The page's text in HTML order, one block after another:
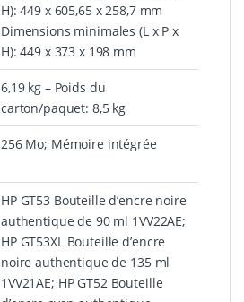
H): 449 x 605,65 x 258,7 mm
Dimensions minimales (L x P x
H): 449 x 373 x 198 mm
6,19 kg – Poids du
carton/paquet: 8,5 kg
256 Mo; Mémoire intégrée
HP GT53 Bouteille d’encre noire
authentique de 90 ml 1VV22AE;
HP GT53XL Bouteille d’encre
noire authentique de 135 ml
1VV21AE; HP GT52 Bouteille